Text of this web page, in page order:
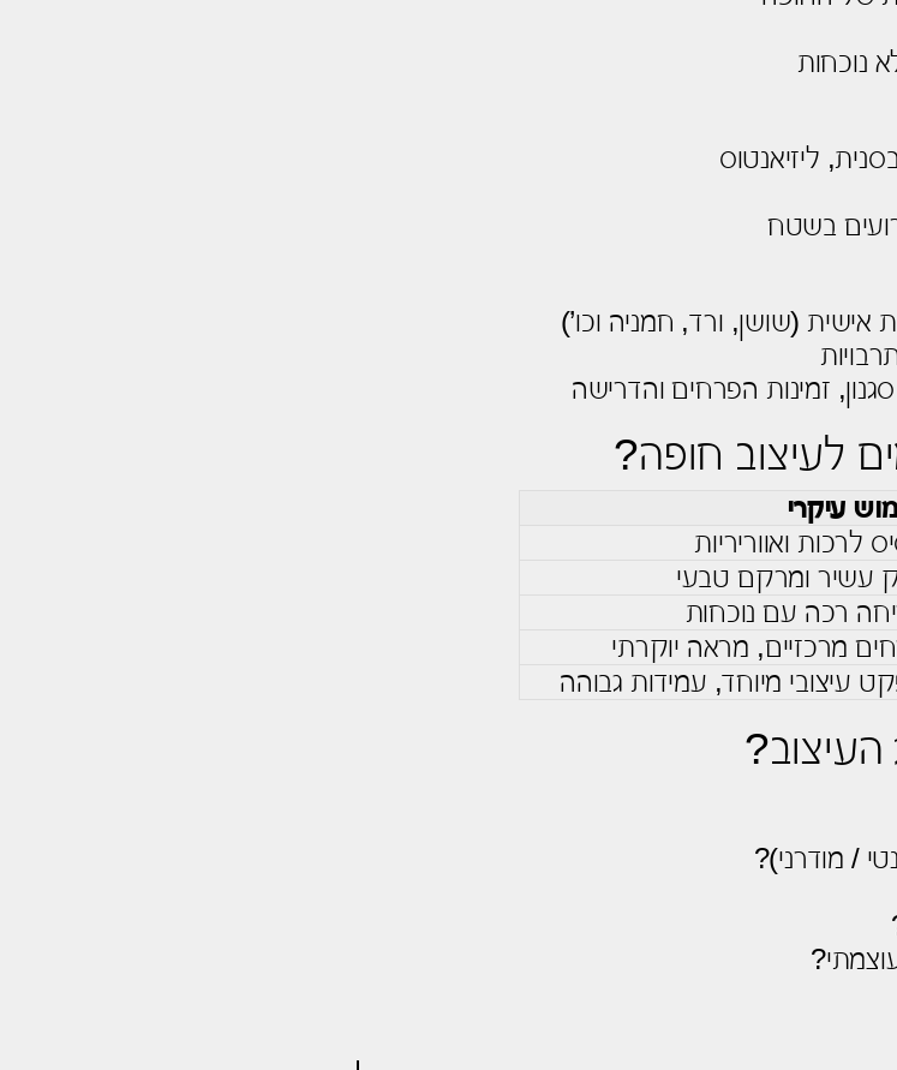
נוכחות
ליזיאנטוס
בשטח
(שושן, ורד, חמניה וכו’)
זמינות הפרחים והדרישה
לעיצוב חופה?
עיקרי
לרכות ואווריריות
עשיר ומרקם טבעי
רכה עם נוכחות
מרכזיים, מראה יוקרתי
עיצובי מיוחד, עמידות גבוהה
/ מודרני)?